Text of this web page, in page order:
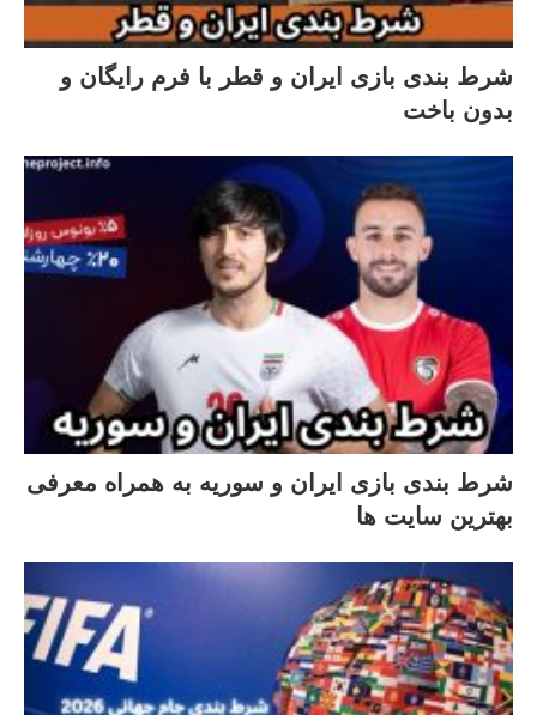
شرط بندی بازی ایران و قطر با فرم رایگان و
بدون باخت
شرط بندی بازی ایران و سوریه به همراه معرفی
بهترین سایت ها